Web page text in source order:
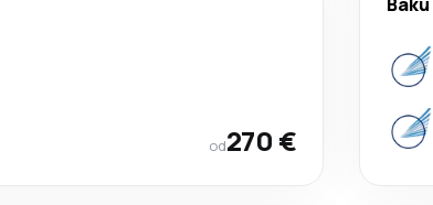
od270 €